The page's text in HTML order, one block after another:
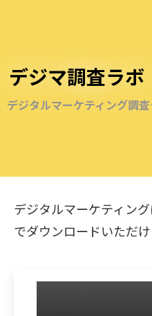
デジマ調査ラボ
デジタルマーケティング調
デジタルマーケティン
でダウンロードいただけ